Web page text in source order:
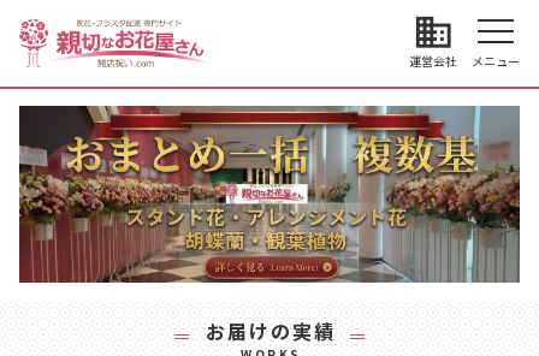
business
運営会社 メニュー
お届けの実績